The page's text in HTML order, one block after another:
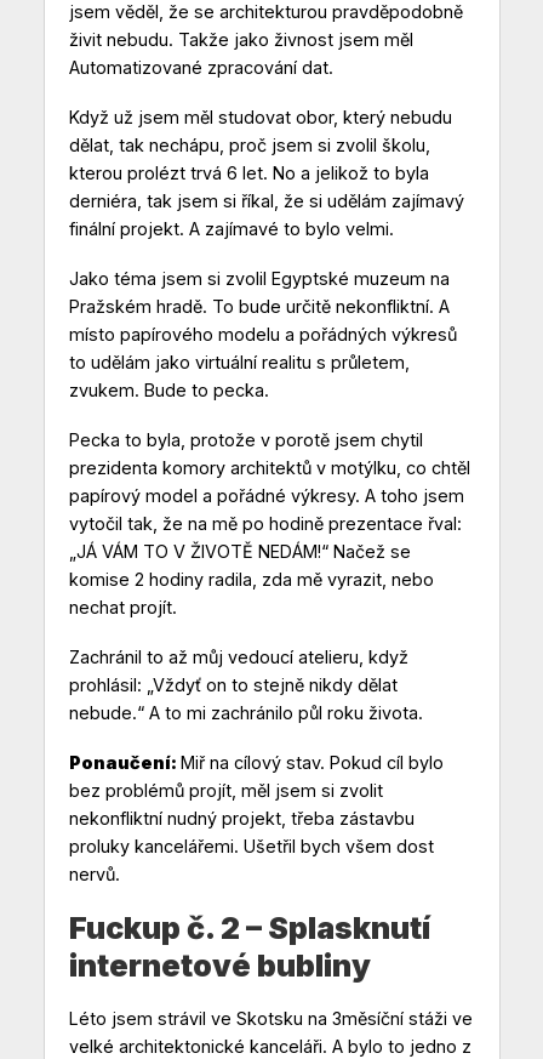
jsem věděl, že se architekturou pravděpodobně
živit nebudu. Takže jako živnost jsem měl
Automatizované zpracování dat.
Když už jsem měl studovat obor, který nebudu
dělat, tak nechápu, proč jsem si zvolil školu,
kterou prolézt trvá 6 let. No a jelikož to byla
derniéra, tak jsem si říkal, že si udělám zajímavý
finální projekt. A zajímavé to bylo velmi.
Jako téma jsem si zvolil Egyptské muzeum na
Pražském hradě. To bude určitě nekonfliktní. A
místo papírového modelu a pořádných výkresů
to udělám jako virtuální realitu s průletem,
zvukem. Bude to pecka.
Pecka to byla, protože v porotě jsem chytil
prezidenta komory architektů v motýlku, co chtěl
papírový model a pořádné výkresy. A toho jsem
vytočil tak, že na mě po hodině prezentace řval:
„JÁ VÁM TO V ŽIVOTĚ NEDÁM!“ Načež se
komise 2 hodiny radila, zda mě vyrazit, nebo
nechat projít.
Zachránil to až můj vedoucí atelieru, když
prohlásil: „Vždyť on to stejně nikdy dělat
nebude.“ A to mi zachránilo půl roku života.
Ponaučení: Miř na cílový stav. Pokud cíl bylo
bez problémů projít, měl jsem si zvolit
nekonfliktní nudný projekt, třeba zástavbu
proluky kancelářemi. Ušetřil bych všem dost
nervů.
Fuckup č. 2 – Splasknutí
internetové bubliny
Léto jsem strávil ve Skotsku na 3měsíční stáži ve
velké architektonické kanceláři. A bylo to jedno z